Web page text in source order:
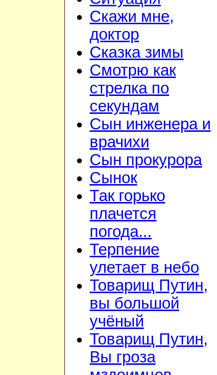
Скажи мне,
доктор
Сказка зимы
Смотрю как
стрелка по
секундам
Сын инженера и
врачихи
Сын прокурора
Сынок
Так горько
плачется
погода...
Терпение
улетает в небо
Товарищ Путин,
вы большой
учёный
Товарищ Путин,
Вы гроза